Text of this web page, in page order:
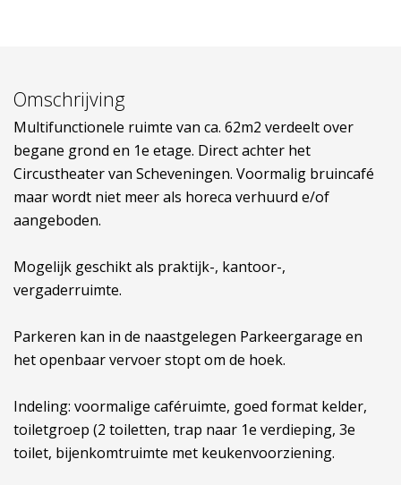
Omschrijving
Multifunctionele ruimte van ca. 62m2 verdeelt over
begane grond en 1e etage. Direct achter het
Circustheater van Scheveningen. Voormalig bruincafé
maar wordt niet meer als horeca verhuurd e/of
aangeboden.
Mogelijk geschikt als praktijk-, kantoor-,
vergaderruimte.
Parkeren kan in de naastgelegen Parkeergarage en
het openbaar vervoer stopt om de hoek.
Indeling: voormalige caféruimte, goed format kelder,
toiletgroep (2 toiletten, trap naar 1e verdieping, 3e
toilet, bijenkomtruimte met keukenvoorziening.